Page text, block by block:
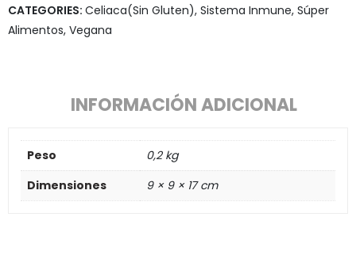
CATEGORIES: Celiaca(Sin Gluten), Sistema Inmune, Súper
Alimentos, Vegana
INFORMACIÓN ADICIONAL
Peso
0,2 kg
Dimensiones
9 × 9 × 17 cm